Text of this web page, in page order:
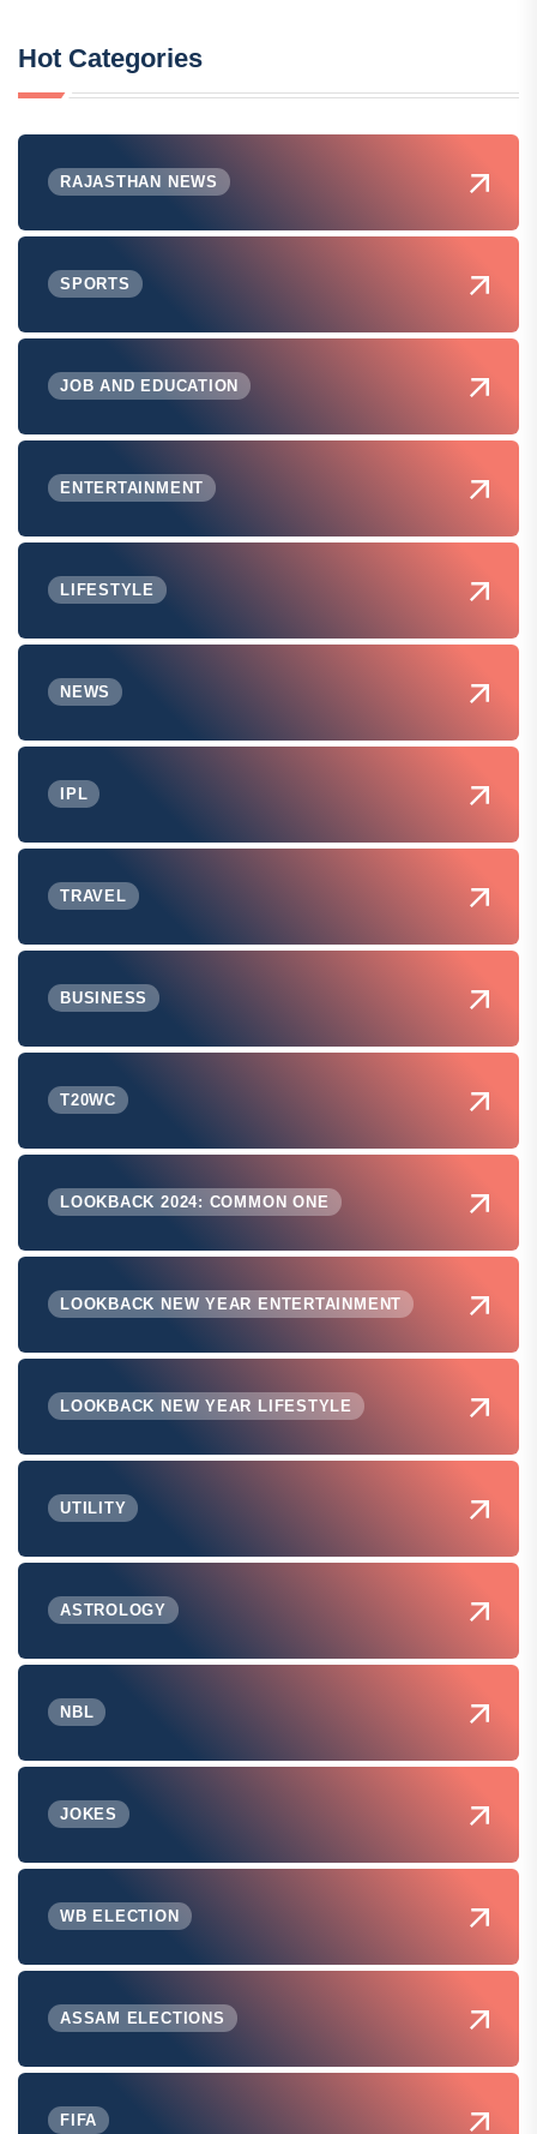
Hot Categories
RAJASTHAN NEWS
SPORTS
JOB AND EDUCATION
ENTERTAINMENT
LIFESTYLE
NEWS
IPL
TRAVEL
BUSINESS
T20WC
LOOKBACK 2024: COMMON ONE
LOOKBACK NEW YEAR ENTERTAINMENT
LOOKBACK NEW YEAR LIFESTYLE
UTILITY
ASTROLOGY
NBL
JOKES
WB ELECTION
ASSAM ELECTIONS
FIFA